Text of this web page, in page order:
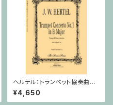
ヘルテル：トランペット協奏曲第1
番 変ホ長調/トランペット・ピア
ノ
¥4,650